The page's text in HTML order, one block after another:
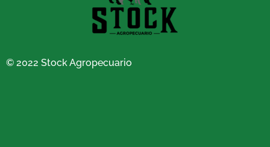
© 2022 Stock Agropecuario